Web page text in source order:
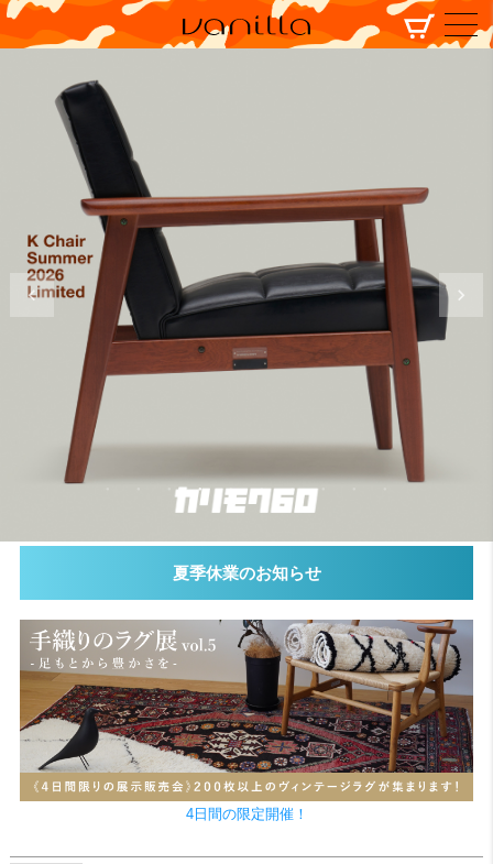
夏季休業のお知らせ
4日間の限定開催！